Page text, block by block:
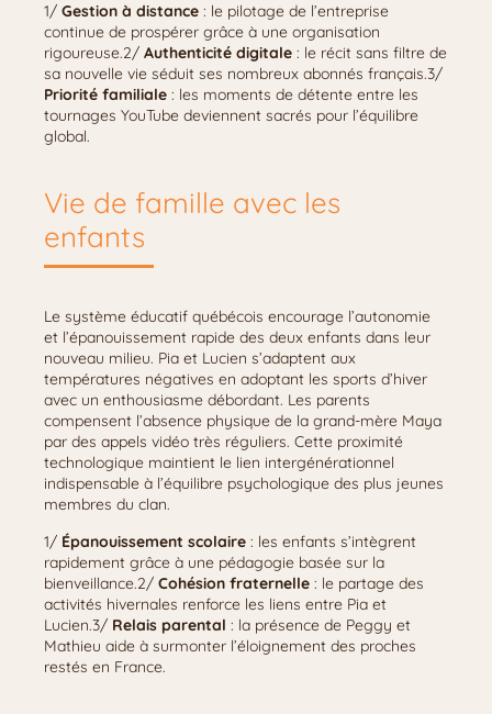
1/ Gestion à distance : le pilotage de l’entreprise
continue de prospérer grâce à une organisation
rigoureuse.2/ Authenticité digitale : le récit sans filtre de
sa nouvelle vie séduit ses nombreux abonnés français.3/
Priorité familiale : les moments de détente entre les
tournages YouTube deviennent sacrés pour l’équilibre
global.
Vie de famille avec les
enfants
Le système éducatif québécois encourage l’autonomie
et l’épanouissement rapide des deux enfants dans leur
nouveau milieu. Pia et Lucien s’adaptent aux
températures négatives en adoptant les sports d’hiver
avec un enthousiasme débordant. Les parents
compensent l’absence physique de la grand-mère Maya
par des appels vidéo très réguliers. Cette proximité
technologique maintient le lien intergénérationnel
indispensable à l’équilibre psychologique des plus jeunes
membres du clan.
1/ Épanouissement scolaire : les enfants s’intègrent
rapidement grâce à une pédagogie basée sur la
bienveillance.2/ Cohésion fraternelle : le partage des
activités hivernales renforce les liens entre Pia et
Lucien.3/ Relais parental : la présence de Peggy et
Mathieu aide à surmonter l’éloignement des proches
restés en France.